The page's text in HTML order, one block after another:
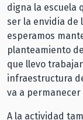
digna la escuela
ser la envidia de
esperamos
planteamiento
que llevo
infraestructura
va a permanecer
A la actividad